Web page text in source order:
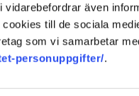
vidarebefordrar även
till de sociala
som vi samarbetar
personuppgifter/.
Redaktionen